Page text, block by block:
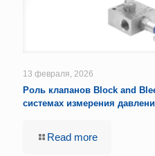
13 февраля, 2026
Роль клапанов Block and
системах измерения
Read more